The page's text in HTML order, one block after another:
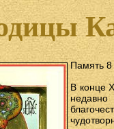
Память
В конце